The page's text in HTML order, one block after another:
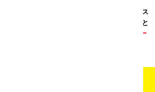
。ガソリンス
タンドや整備工場の既存インフラを活用すること
リー